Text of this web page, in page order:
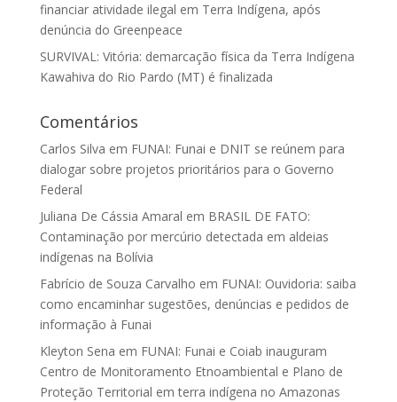
financiar atividade ilegal em Terra Indígena, após
denúncia do Greenpeace
SURVIVAL: Vitória: demarcação física da Terra Indígena
Kawahiva do Rio Pardo (MT) é finalizada
Comentários
Carlos Silva em FUNAI: Funai e DNIT se reúnem para
dialogar sobre projetos prioritários para o Governo
Federal
Juliana De Cássia Amaral em BRASIL DE FATO:
Contaminação por mercúrio detectada em aldeias
indígenas na Bolívia
Fabrício de Souza Carvalho em FUNAI: Ouvidoria: saiba
como encaminhar sugestões, denúncias e pedidos de
informação à Funai
Kleyton Sena em FUNAI: Funai e Coiab inauguram
Centro de Monitoramento Etnoambiental e Plano de
Proteção Territorial em terra indígena no Amazonas